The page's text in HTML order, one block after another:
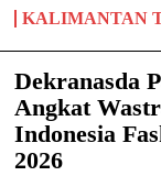
KALIMANTAN
Dekranasda
Angkat
Indonesia
2026